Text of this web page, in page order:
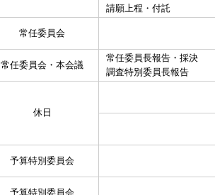
請願上程・付託
常任委員会
常任委員会・本会議
常任委員長報告・採決
調査特別委員長報告
休日
予算特別委員会
予算特別委員会